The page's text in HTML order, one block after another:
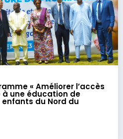
« Améliorer l’accès
une éducation de
du Nord du